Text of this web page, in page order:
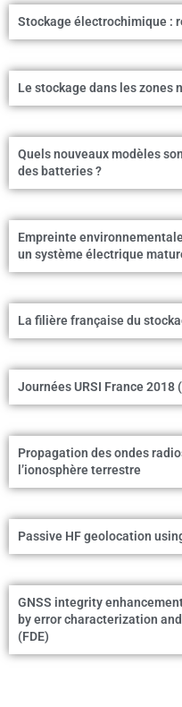
Stockage électrochimique :
Le stockage dans les zones
Quels nouveaux modèles
des batteries ?
Empreinte
un système électrique
La filière française du
Journées URSI France 2018
Propagation des ondes
l’ionosphère terrestre
Passive HF geolocation
GNSS integrity
by error characterization
(FDE)